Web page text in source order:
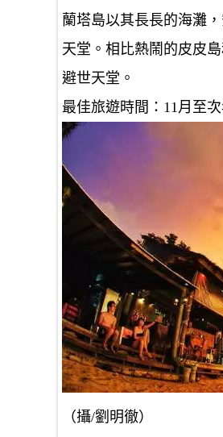
蘭塔島以其長長的海灘
天堂。相比熱鬧的皮皮
避世天堂。
最佳旅遊時間： 11月至
（攝/劉明徹）